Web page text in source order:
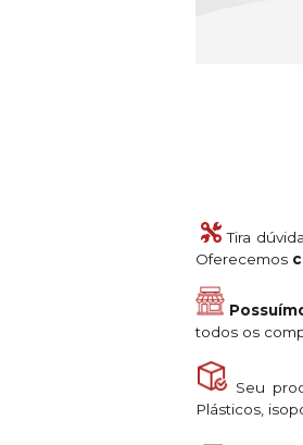
Tira
Oferecemos
todos os
Seu
Plásticos,